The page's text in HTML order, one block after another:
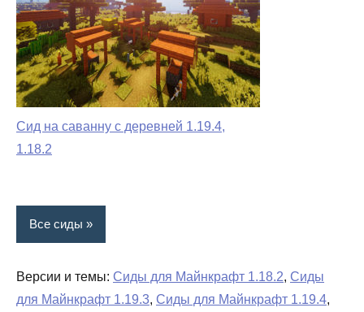
Сид на саванну с деревней 1.19.4,
1.18.2
Все сиды
Версии и темы: Сиды для Майнкрафт 1.18.2, Сиды
для Майнкрафт 1.19.3, Сиды для Майнкрафт 1.19.4,